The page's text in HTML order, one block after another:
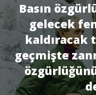
Basın
gelecek
kaldıracak
geçmişte